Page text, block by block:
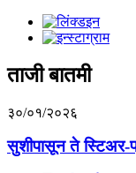
ताजी बातमी
३०/०१/२०२६
सुशीपासून ते स्टिअर-